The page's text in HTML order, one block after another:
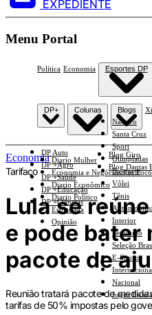
EXPEDIENTE
Menu Portal
Política Economia Esportes DP
Náutico
Santa Cruz
Sport
Olimpíadas
Basquete
Vôlei
Tênis
Interior
Feminino
Seleção
E-Sports
Nacional
Jogos
DP+
DP Auto
DP +Agro
DP +Saúde
DP +Educação
DP +Ciências
Colunas
Diario Mulher
Economia e Negócios Em Foco
Diario Econômico
Diario Político
Esplanada
Opinião
Blogs
Blog Giro
Blog Dantas
Economia
Tarifaço
Lula se
e pode bater
pacote de
Reunião tratará pacote de
tarifas de 50% impostas pelo